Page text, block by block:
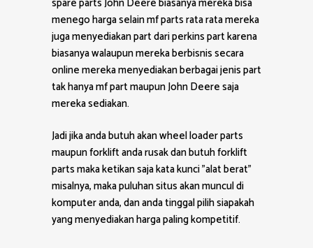
menego harga selain mf parts rata rata mereka
juga menyediakan part dari perkins part karena
biasanya walaupun mereka berbisnis secara
online mereka menyediakan berbagai jenis part
tak hanya mf part maupun John Deere saja
mereka sediakan.
Jadi jika anda butuh akan wheel loader parts
maupun forklift anda rusak dan butuh forklift
parts maka ketikan saja kata kunci ”alat berat”
misalnya, maka puluhan situs akan muncul di
komputer anda, dan anda tinggal pilih siapakah
yang menyediakan harga paling kompetitif.